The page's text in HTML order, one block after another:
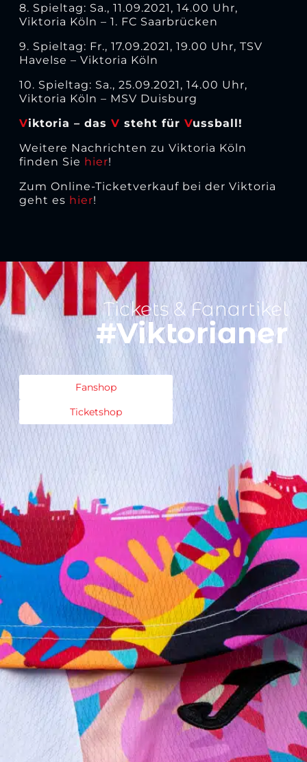
8. Spieltag: Sa., 11.09.2021, 14.00 Uhr,
Viktoria Köln – 1. FC Saarbrücken
9. Spieltag: Fr., 17.09.2021, 19.00 Uhr, TSV
Havelse – Viktoria Köln
10. Spieltag: Sa., 25.09.2021, 14.00 Uhr,
Viktoria Köln – MSV Duisburg
Viktoria – das V steht für Vussball!
Weitere Nachrichten zu Viktoria Köln
finden Sie hier!
Zum Online-Ticketverkauf bei der Viktoria
geht es hier!
Tickets & Fanartikel
#Viktorianer
Fanshop
Ticketshop